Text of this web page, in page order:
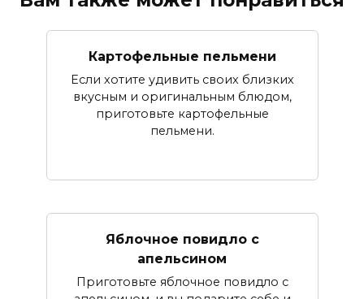
Картофельные пельмени
Если хотите удивить своих близких
вкусным и оригинальным блюдом,
приготовьте картофельные
пельмени.
Яблочное повидло с
апельсином
Приготовьте яблочное повидло с